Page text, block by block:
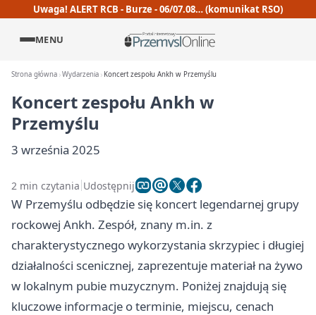
Uwaga! ALERT RCB - Burze - 06/07.08… (komunikat RSO)
MENU
Strona główna Wydarzenia Koncert zespołu Ankh w Przemyślu
Koncert zespołu Ankh w
Przemyślu
3 września 2025
2 min czytania Udostępnij
W Przemyślu odbędzie się koncert legendarnej grupy
rockowej Ankh. Zespół, znany m.in. z
charakterystycznego wykorzystania skrzypiec i długiej
działalności scenicznej, zaprezentuje materiał na żywo
w lokalnym pubie muzycznym. Poniżej znajdują się
kluczowe informacje o terminie, miejscu, cenach